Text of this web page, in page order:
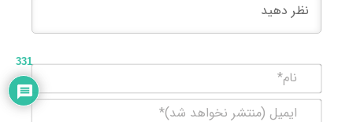
نام*
ایمیل
331